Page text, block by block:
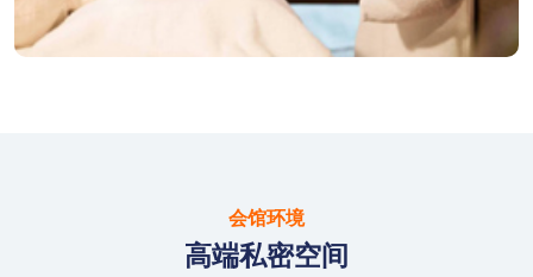
会馆环境
高端私密空间